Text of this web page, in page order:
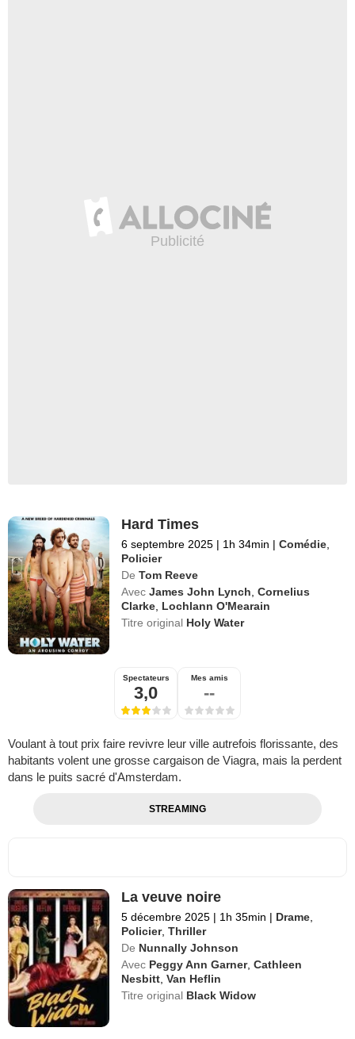
Hard Times
6 septembre 2025 | 1h 34min | Comédie
Policier
De Tom Reeve
Avec James John Lynch ,Cornelius
Clarke Lochlann O'Mearain
Titre original Holy Water
Spectateurs
3,0
Mes amis
--
Voulant à tout prix faire revivre leur ville autrefois florissante, des
habitants volent une grosse cargaison de Viagra, mais la perdent
dans le puits sacré d'Amsterdam.
STREAMING
La veuve noire
5 décembre 2025 | 1h 35min | Drame
Policier,Thriller
De Nunnally Johnson
Avec Peggy Ann Garner,Cathleen
Nesbitt ,Van Heflin
Titre original Black Widow